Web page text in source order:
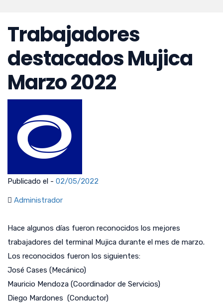
Trabajadores
destacados Mujica
Marzo 2022
Publicado el - 02/05/2022
Administrador
Hace algunos días fueron reconocidos los mejores
trabajadores del terminal Mujica durante el mes de marzo.
Los reconocidos fueron los siguientes:
José Cases (Mecánico)
Mauricio Mendoza (Coordinador de Servicios)
Diego Mardones (Conductor)